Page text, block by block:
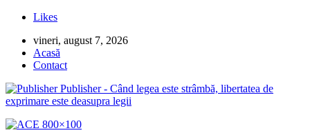
Likes
vineri, august 7, 2026
Acasă
Contact
Publisher - Când legea este strâmbă, libertatea de
exprimare este deasupra legii